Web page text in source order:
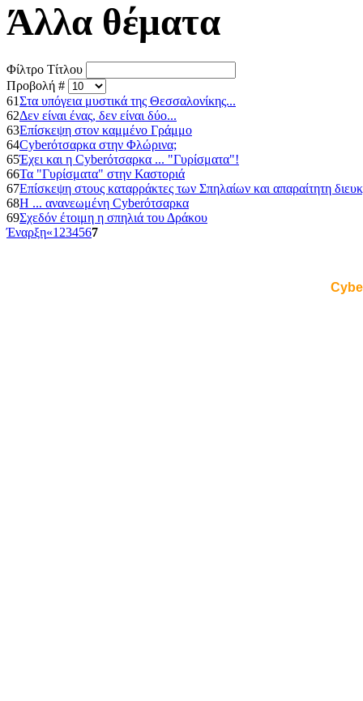
Άλλα θέματα
Φίλτρο Τίτλου
Προβολή #
61Στα υπόγεια μυστικά της Θεσσαλονίκης...
62Δεν είναι ένας, δεν είναι δύο...
63Επίσκεψη στον καμμένο Γράμμο
64Cyberότσαρκα στην Φλώρινα;
65Έχει και η Cyberότσαρκα ... "Γυρίσματα"!
66Τα "Γυρίσματα" στην Καστοριά
67Επίσκεψη στους καταρράκτες των Σπηλαίων και απαραίτητη
68Η ... ανανεωμένη Cyberότσαρκα
69Σχεδόν έτοιμη η σπηλιά του Δράκου
Έναρξη«1 234567